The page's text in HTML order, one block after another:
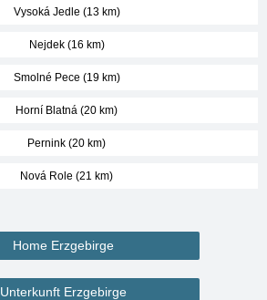
Vysoká Jedle (13 km)
Nejdek (16 km)
Smolné Pece (19 km)
Horní Blatná (20 km)
Pernink (20 km)
Nová Role (21 km)
Home Erzgebirge
Unterkunft Erzgebirge